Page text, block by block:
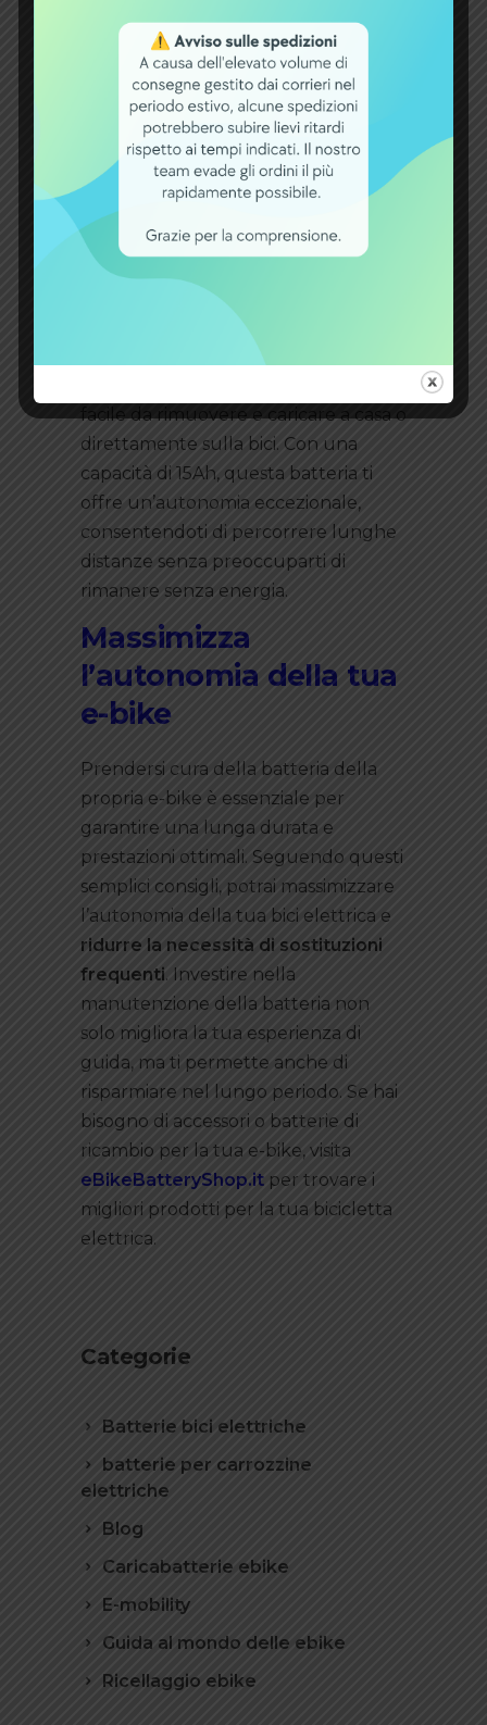
Da eBikeBatteryShop è disponibile
batteria al litio 48V-15AH Engwie
con celle Tesla 720Wh, la soluzione
perfetta per gli appassionati di e-bike
che desiderano massima potenza e
affidabilità. Offre infatti prestazioni
eccezionali e un’esperienza di guida
senza pari. Con un lucchetto con
chiavi incluso, questa batteria si
blocca saldamente sul telaio della
bicicletta, garantendo la
e prevenendo il furto della
facile da rimuovere e caricare a casa o
direttamente sulla bici. Con una
capacità di 15Ah, questa batteria ti
offre un’autonomia eccezionale,
consentendoti di percorrere lunghe
distanze senza preoccuparti di
rimanere senza energia.
Massimizza
l’autonomia della tua
e-bike
Prendersi cura della batteria della
propria e-bike è essenziale per
garantire una lunga durata e
prestazioni ottimali. Seguendo questi
semplici consigli, potrai massimizzare
l’autonomia della tua bici elettrica e
ridurre la necessità di sostituzioni
frequenti. Investire nella
manutenzione della batteria non
solo migliora la tua esperienza di
guida, ma ti permette anche di
risparmiare nel lungo periodo. Se hai
bisogno di accessori o batterie di
ricambio per la tua e-bike, visita
eBikeBatteryShop.it per trovare i
migliori prodotti per la tua bicicletta
elettrica.
Categorie
Batterie bici elettriche
batterie per carrozzine
elettriche
Blog
Caricabatterie ebike
E-mobility
Guida al mondo delle ebike
Ricellaggio ebike